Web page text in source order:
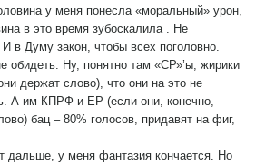
у меня понесла «моральный» урон,
в это время зубоскалила . Не
в Думу закон, чтобы всех поголовно.
обидеть. Ну, понятно там «СР»’ы, жирики
держат слово), что они на это не
А им КПРФ и ЕР (если они, конечно,
бац – 80% голосов, придавят на фиг,
дальше, у меня фантазия кончается. Но